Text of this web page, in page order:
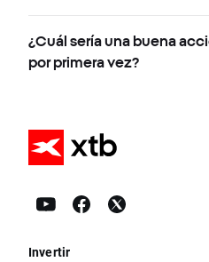
¿Cuál sería una buena
por primera vez?
Invertir